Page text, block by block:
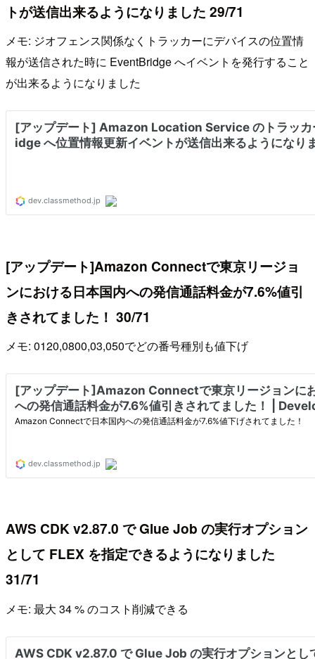
トが送信出来るようになりました 29/71
メモ: ジオフェンス関係なくトラッカーにデバイスの位置情
報が送信された時に EventBridge へイベントを発行すること
が出来るようになりました
[アップデート]Amazon Connectで東京リージョ
ンにおける日本国内への発信通話料金が7.6%値引
きされてました！ 30/71
メモ: 0120,0800,03,050でどの番号種別も値下げ
AWS CDK v2.87.0 で Glue Job の実行オプション
として FLEX を指定できるようになりました
31/71
メモ: 最大 34 % のコスト削減できる